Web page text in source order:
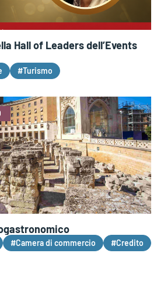
Hall of Leaders dell’Events
#Turismo
#Camera di commercio
#Credito